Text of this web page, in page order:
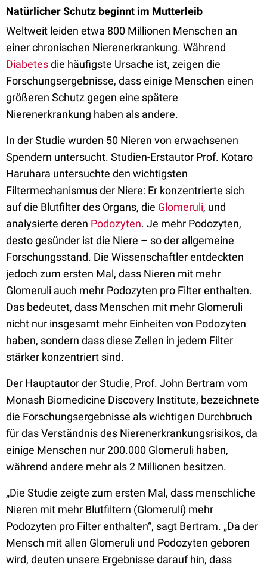
Natürlicher Schutz beginnt im Mutterleib
Weltweit leiden etwa 800 Millionen Menschen an
einer chronischen Nierenerkrankung. Während
Diabetesdie häufigste Ursache ist, zeigen die
Forschungsergebnisse, dass einige Menschen einen
größeren Schutz gegen eine spätere
Nierenerkrankung haben als andere.
In der Studie wurden 50 Nieren von erwachsenen
Spendern untersucht. Studien-Erstautor Prof. Kotaro
Haruhara untersuchte den wichtigsten
Filtermechanismus der Niere: Er konzentrierte sich
auf die Blutfilter des Organs, die Glomeruli, und
analysierte deren Podozyten. Je mehr Podozyten,
desto gesünder ist die Niere – so der allgemeine
Forschungsstand. Die Wissenschaftler entdeckten
jedoch zum ersten Mal, dass Nieren mit mehr
Glomeruli auch mehr Podozyten pro Filter enthalten.
Das bedeutet, dass Menschen mit mehr Glomeruli
nicht nur insgesamt mehr Einheiten von Podozyten
haben, sondern dass diese Zellen in jedem Filter
stärker konzentriert sind.
Der Hauptautor der Studie, Prof. John Bertram vom
Monash Biomedicine Discovery Institute, bezeichnete
die Forschungsergebnisse als wichtigen Durchbruch
für das Verständnis des Nierenerkrankungsrisikos, da
einige Menschen nur 200.000 Glomeruli haben,
während andere mehr als 2 Millionen besitzen.
„Die Studie zeigte zum ersten Mal, dass menschliche
Nieren mit mehr Blutfiltern (Glomeruli) mehr
Podozyten pro Filter enthalten“, sagt Bertram. „Da der
Mensch mit allen Glomeruli und Podozyten geboren
wird, deuten unsere Ergebnisse darauf hin, dass